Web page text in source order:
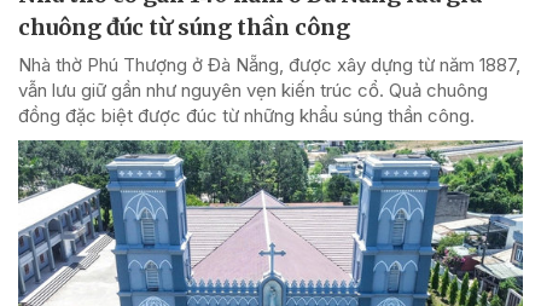
chuông đúc từ súng thần công
Nhà thờ Phú Thượng ở Đà Nẵng, được xây dựng từ năm 1887,
vẫn lưu giữ gần như nguyên vẹn kiến trúc cổ. Quả chuông
đồng đặc biệt được đúc từ những khẩu súng thần công.